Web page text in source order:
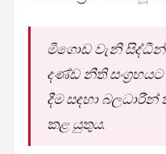
මීගොඩ වැනි
දණ්ඩ නීති
දීම සඳහා
කළ යුතුය.